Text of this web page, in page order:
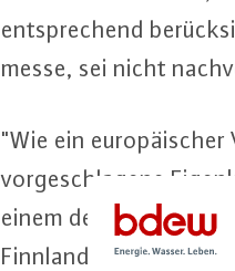
ent­spre­chend
messe, sei nicht
"Wie ein
vor­ge­schla­ge­ne
einem der letzten
Finnland,